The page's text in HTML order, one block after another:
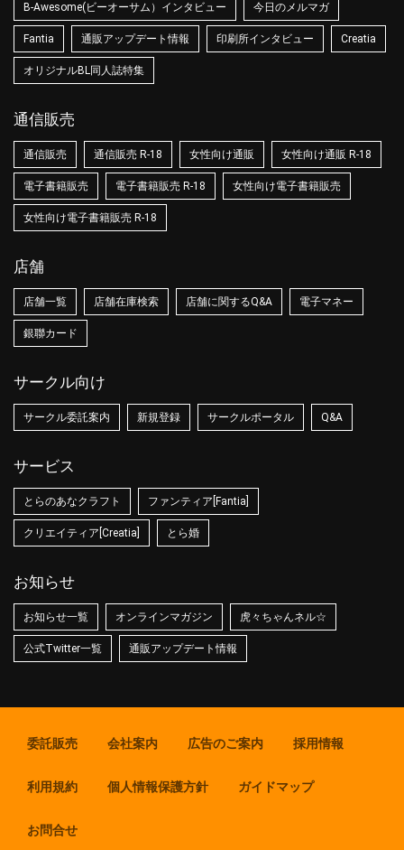
B-Awesome(ビーオーサム）インタビュー 今日のメルマガ
Fantia 通販アップデート情報 印刷所インタビュー Creatia
オリジナルBL同人誌特集
通信販売
通信販売 通信販売 R-18 女性向け通販 女性向け通販 R-18
電子書籍販売 電子書籍販売 R-18 女性向け電子書籍販売
女性向け電子書籍販売 R-18
店舗
店舗一覧 店舗在庫検索 店舗に関するQ&A 電子マネー
銀聯カード
サークル向け
サークル委託案内 新規登録 サークルポータル Q&A
サービス
とらのあなクラフト ファンティア[Fantia]
クリエイティア[Creatia] とら婚
お知らせ
お知らせ一覧 オンラインマガジン 虎々ちゃんネル☆
公式Twitter一覧 通販アップデート情報
委託販売 会社案内 広告のご案内 採用情報
利用規約 個人情報保護方針 ガイドマップ
お問合せ